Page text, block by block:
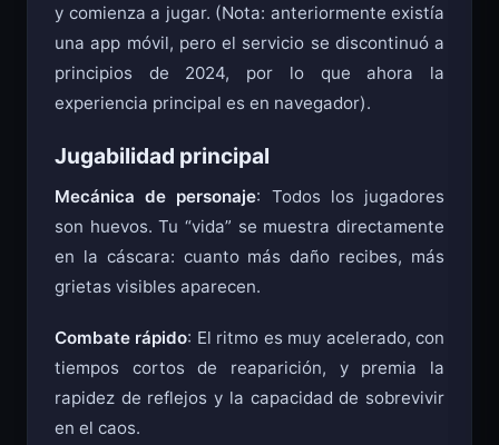
y comienza a jugar. (Nota: anteriormente existía
una app móvil, pero el servicio se discontinuó a
principios de 2024, por lo que ahora la
experiencia principal es en navegador).
Jugabilidad principal
Mecánica de personaje: Todos los jugadores
son huevos. Tu “vida” se muestra directamente
en la cáscara: cuanto más daño recibes, más
grietas visibles aparecen.
Combate rápido: El ritmo es muy acelerado, con
tiempos cortos de reaparición, y premia la
rapidez de reflejos y la capacidad de sobrevivir
en el caos.